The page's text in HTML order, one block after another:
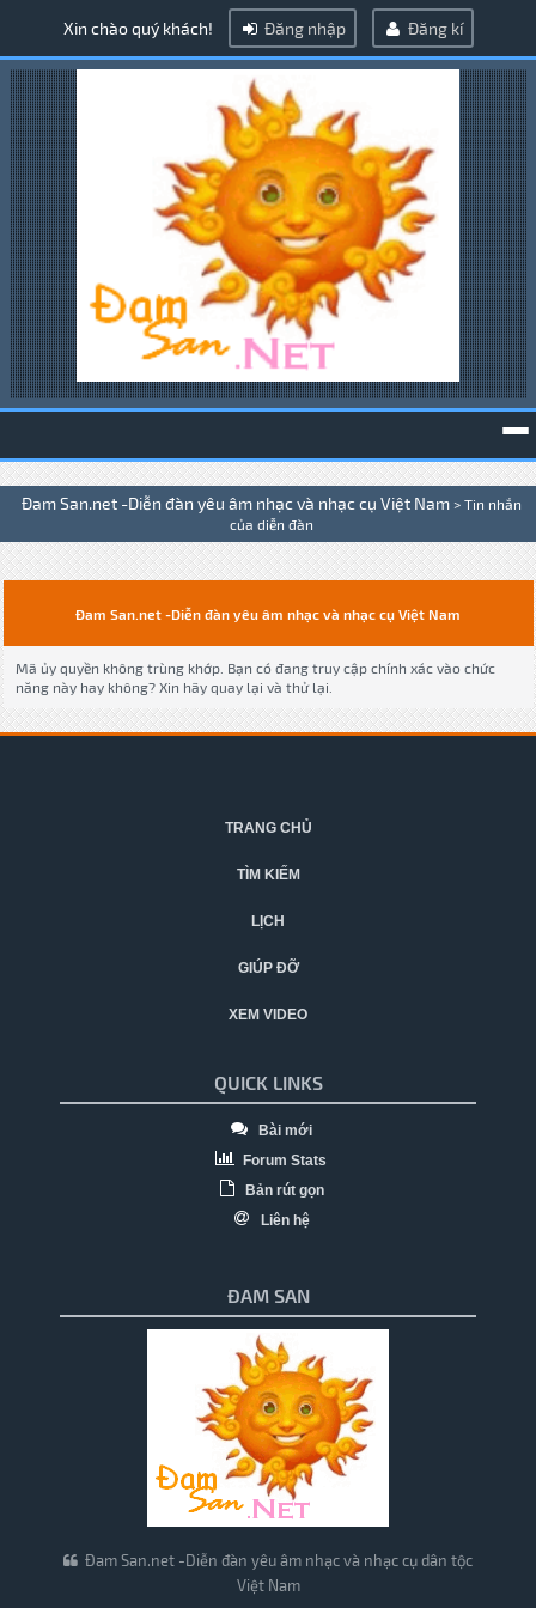
Xin chào quý khách! Đăng nhập Đăng kí
Đam San.net -Diễn đàn yêu âm nhạc và nhạc cụ Việt Nam > Tin nhắn
của diễn đàn
Đam San.net -Diễn đàn yêu âm nhạc và nhạc cụ Việt Nam
Mã ủy quyền không trùng khớp. Bạn có đang truy cập chính xác vào chức
năng này hay không? Xin hãy quay lại và thử lại.
TRANG CHỦ
TÌM KIẾM
LỊCH
GIÚP ĐỠ
XEM VIDEO
QUICK LINKS
Bài mới
Forum Stats
Bản rút gọn
Liên hệ
ĐAM SAN
Đam San.net -Diễn đàn yêu âm nhạc và nhạc cụ dân tộc
Việt Nam